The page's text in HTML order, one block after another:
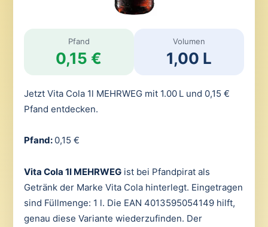
Pfand
0,15 €
Volumen
1,00 L
Jetzt Vita Cola 1l MEHRWEG mit 1.00 L und 0,15 €
Pfand entdecken.
Pfand: 0,15 €
Vita Cola 1l MEHRWEGist bei Pfandpirat als
Getränk der Marke Vita Cola hinterlegt. Eingetragen
sind Füllmenge: 1 l. Die EAN 4013595054149 hilft,
genau diese Variante wiederzufinden. Der